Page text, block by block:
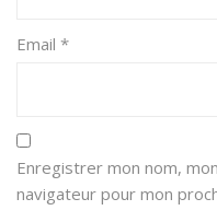
Email *
Enregistrer mon nom,
navigateur pour mon